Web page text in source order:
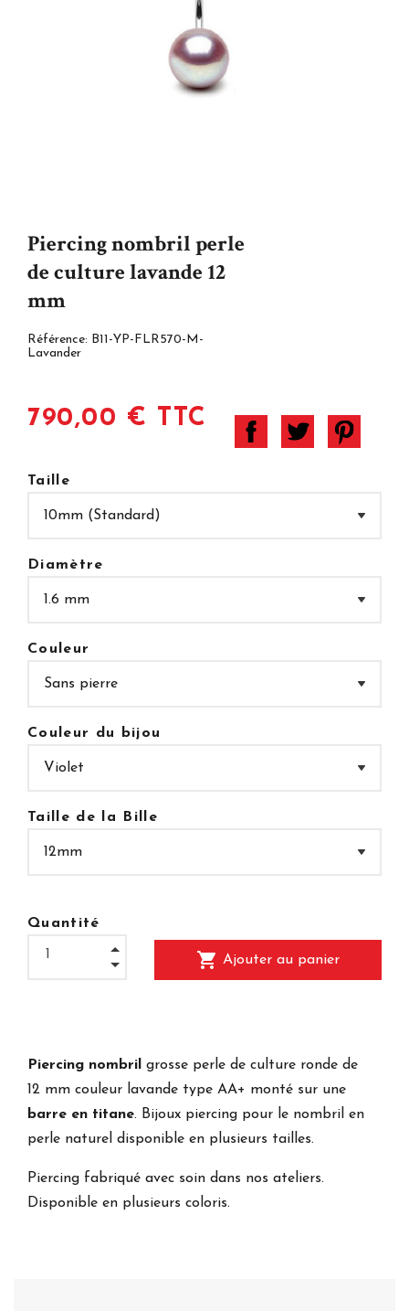
Piercing nombril perle
de culture lavande 12
mm
Référence: B11-YP-FLR570-M-
Lavander
790,00 € TTC
Taille
Diamètre
Couleur
Couleur du bijou
Taille de la Bille
Quantité
shopping_cart Ajouter au panier
Piercing nombril grosse perle de culture ronde de
12 mm couleur lavande type AA+ monté sur une
barre en titane. Bijoux piercing pour le nombril en
perle naturel disponible en plusieurs tailles.
Piercing fabriqué avec soin dans nos ateliers.
Disponible en plusieurs coloris.